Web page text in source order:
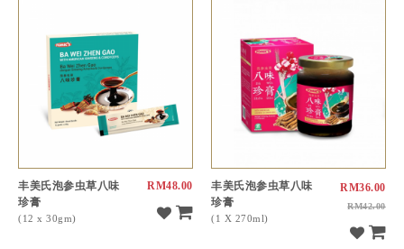
丰美氏泡参虫草八味
珍膏
(12 x 30gm)
RM48.00
丰美氏泡参虫草八味
珍膏
(1 X 270ml)
RM36.00
RM42.00